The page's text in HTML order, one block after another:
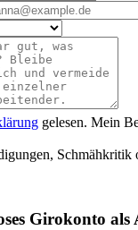
gelesen. Mein
Schmähkritik
Girokonto als